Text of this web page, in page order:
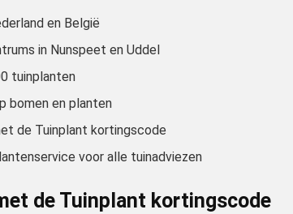
en België
in Nunspeet en Uddel
tuinplanten
bomen en planten
de Tuinplant kortingscode
voor alle tuinadviezen
de Tuinplant kortingscode